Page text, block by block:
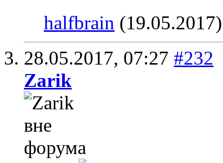
halfbrain (19.05.2017)
28.05.2017, 07:27 #232
Zarik